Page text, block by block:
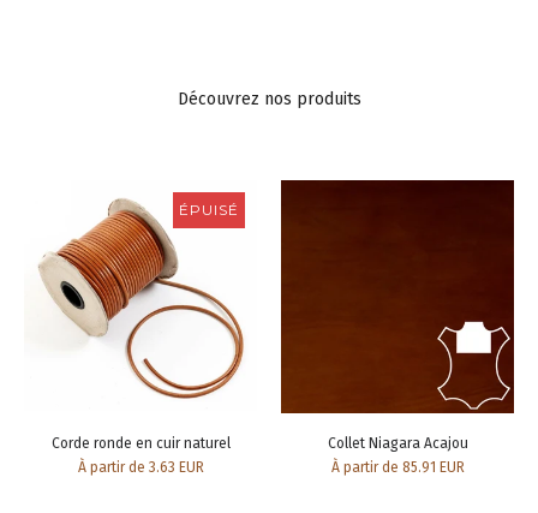
Découvrez nos produits
ÉPUISÉ
Corde ronde en cuir naturel
À partir de 3.63 EUR
Collet Niagara Acajou
À partir de 85.91 EUR